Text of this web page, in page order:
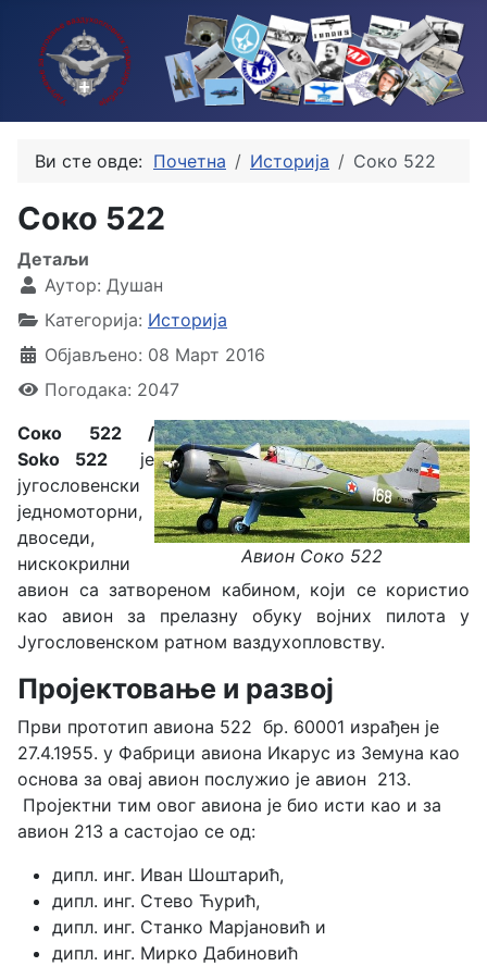
Ви сте овде: Почетна Историја Соко 522
Соко 522
Детаљи
Аутор: Душан
Категорија: Историја
Објављено: 08 Март 2016
Погодака: 2047
Авион Соко 522
Соко 522 /
Soko 522 је
југословенски
једномоторни,
двоседи,
нискокрилни
авион са затвореном кабином, који се користио
као авион за прелазну обуку војних пилота у
Југословенском ратном ваздухопловству.
Пројектовање и развој
Први прототип авиона 522 бр. 60001 израђен је
27.4.1955. у Фабрици авиона Икарус из Земуна као
основа за овај авион послужио је авион 213.
Пројектни тим овог авиона је био исти као и за
авион 213 а састојао се од:
дипл. инг. Иван Шоштарић,
дипл. инг. Стево Ћурић,
дипл. инг. Станко Марјановић и
дипл. инг. Мирко Дабиновић